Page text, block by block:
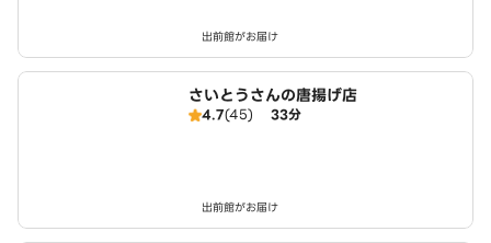
出前館がお届け
さいとうさんの唐揚げ店
4.7(45) 33分
出前館がお届け